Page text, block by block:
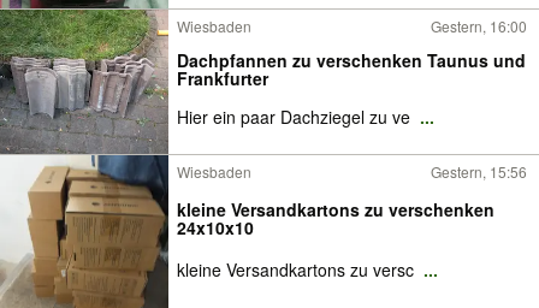
Wiesbaden Gestern, 16:00
Dachpfannen zu verschenken Taunus und
Frankfurter
Hier ein paar Dachziegel zu ve ...
Wiesbaden Gestern, 15:56
kleine Versandkartons zu verschenken
24x10x10
kleine Versandkartons zu versc ...